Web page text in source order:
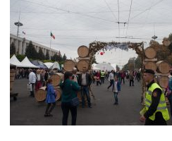
Caută
după: